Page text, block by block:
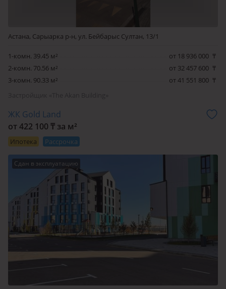
элементами классической архитектуры. При
проектировании и сооружении учитываются
международные стандарты строительства и
климатические особенности данного региона.
Здания имеют железобетонный монолитный каркас и
звукоизолирующие свойства, фасад домов утепляется.
Облицовка производится HPL-панелями и клинкерным
кирпичом.
Астана, Сарыарка р-н, ул. Бейбарыс Султан, 13/1
1-комн. 39.45 м² от 18 936 000 ₸
2-комн. 70.56 м²
от 32 457 600 ₸
3-комн. 90.33 м²
от 41 551 800 ₸
ЖК Gold Land
от 422 100 ₸ за м²
Ипотека Рассрочка
Сдан в эксплуатацию